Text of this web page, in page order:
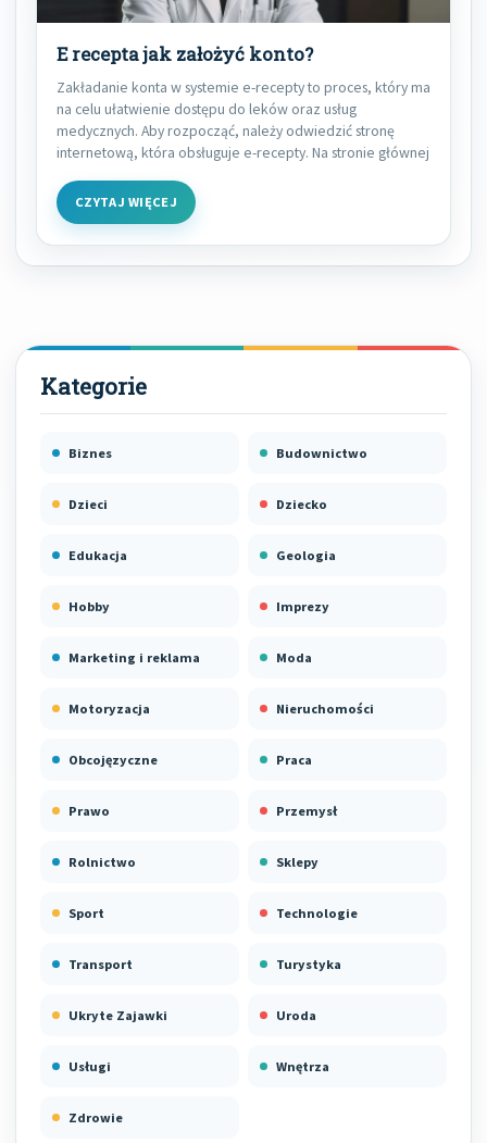
E recepta jak założyć konto?
Zakładanie konta w systemie e-recepty to proces, który ma
na celu ułatwienie dostępu do leków oraz usług
medycznych. Aby rozpocząć, należy odwiedzić stronę
internetową, która obsługuje e-recepty. Na stronie głównej
CZYTAJ WIĘCEJ
Biznes Budownictwo
Dzieci Dziecko
Edukacja Geologia
Hobby Imprezy
Marketing i reklama Moda
Motoryzacja Nieruchomości
Obcojęzyczne Praca
Prawo Przemysł
Rolnictwo Sklepy
Sport Technologie
Transport Turystyka
Ukryte Zajawki Uroda
Usługi Wnętrza
Zdrowie